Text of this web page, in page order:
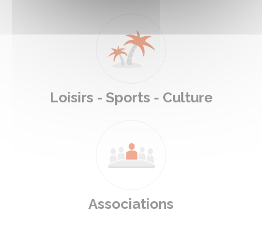
Loisirs - Sports - Culture
Associations